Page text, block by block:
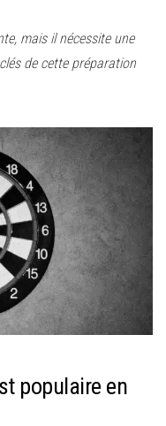
mais il nécessite une
de cette préparation
populaire en